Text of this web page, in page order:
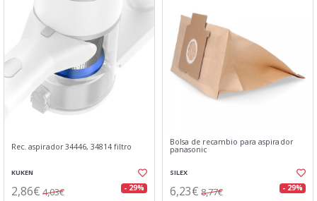
Rec. aspirador 34446, 34814 filtro
KUKEN
2,86€ 4,03€ - 29%
Bolsa de recambio para aspirador
panasonic
SILEX
6,23€ 8,77€ - 29%